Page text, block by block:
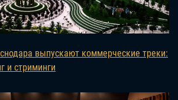
выпускают коммерческие треки:
и стриминги